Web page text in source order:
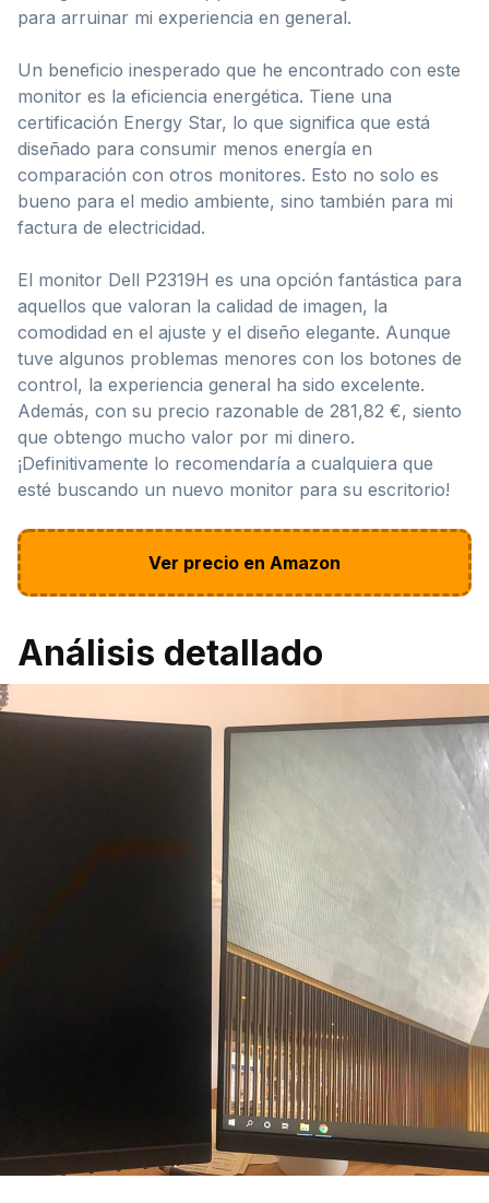
para arruinar mi experiencia en general.
Un beneficio inesperado que he encontrado con este
monitor es la eficiencia energética. Tiene una
certificación Energy Star, lo que significa que está
diseñado para consumir menos energía en
comparación con otros monitores. Esto no solo es
bueno para el medio ambiente, sino también para mi
factura de electricidad.
El monitor Dell P2319H es una opción fantástica para
aquellos que valoran la calidad de imagen, la
comodidad en el ajuste y el diseño elegante. Aunque
tuve algunos problemas menores con los botones de
control, la experiencia general ha sido excelente.
Además, con su precio razonable de 281,82 €, siento
que obtengo mucho valor por mi dinero.
¡Definitivamente lo recomendaría a cualquiera que
esté buscando un nuevo monitor para su escritorio!
Ver precio en Amazon
Análisis detallado